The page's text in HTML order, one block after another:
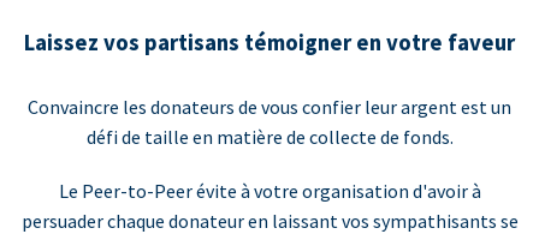
Laissez vos partisans témoigner en votre faveur
Convaincre les donateurs de vous confier leur argent est un
défi de taille en matière de collecte de fonds.
Le Peer-to-Peer évite à votre organisation d'avoir à
persuader chaque donateur en laissant vos sympathisants se